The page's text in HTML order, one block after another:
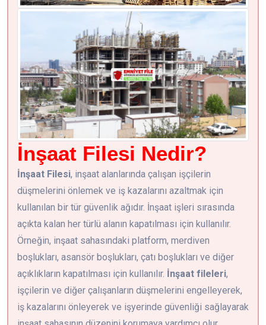
İnşaat Filesi Nedir?
İnşaat Filesi, inşaat alanlarında çalışan işçilerin
düşmelerini önlemek ve iş kazalarını azaltmak için
kullanılan bir tür güvenlik ağıdır. İnşaat işleri sırasında
açıkta kalan her türlü alanın kapatılması için kullanılır.
Örneğin, inşaat sahasındaki platform, merdiven
boşlukları, asansör boşlukları, çatı boşlukları ve diğer
açıklıkların kapatılması için kullanılır. İnşaat fileleri,
işçilerin ve diğer çalışanların düşmelerini engelleyerek,
iş kazalarını önleyerek ve işyerinde güvenliği sağlayarak